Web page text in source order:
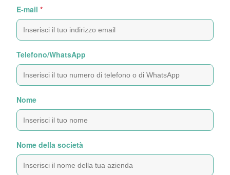
E-mail *
Telefono/WhatsApp
Nome
Nome della società